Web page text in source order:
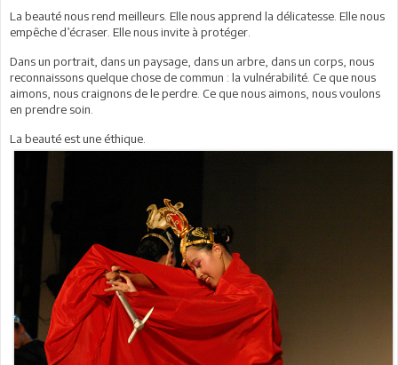
La beauté nous rend meilleurs. Elle nous apprend la délicatesse. Elle nous
empêche d’écraser. Elle nous invite à protéger.
Dans un portrait, dans un paysage, dans un arbre, dans un corps, nous
reconnaissons quelque chose de commun : la vulnérabilité. Ce que nous
aimons, nous craignons de le perdre. Ce que nous aimons, nous voulons
en prendre soin.
La beauté est une éthique.